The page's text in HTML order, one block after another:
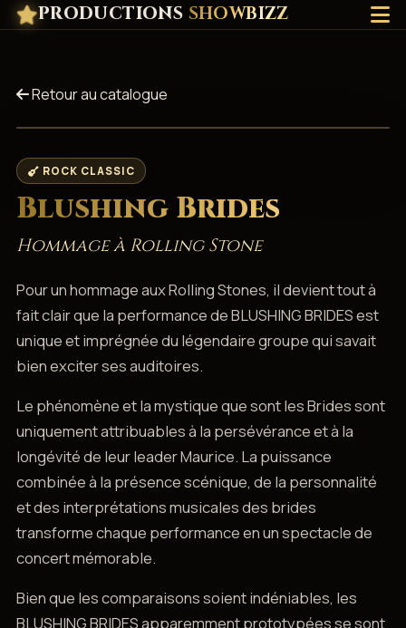
PRODUCTIONS SHOWBIZZ
Retour au catalogue
ROCK CLASSIC
Blushing Brides
Hommage à Rolling Stone
Pour un hommage aux Rolling Stones, il devient tout à
fait clair que la performance de BLUSHING BRIDES est
unique et imprégnée du légendaire groupe qui savait
bien exciter ses auditoires.
Le phénomène et la mystique que sont les Brides sont
uniquement attribuables à la persévérance et à la
longévité de leur leader Maurice. La puissance
combinée à la présence scénique, de la personnalité
et des interprétations musicales des brides
transforme chaque performance en un spectacle de
concert mémorable.
Bien que les comparaisons soient indéniables, les
BLUSHING BRIDES apparemment prototypées se sont